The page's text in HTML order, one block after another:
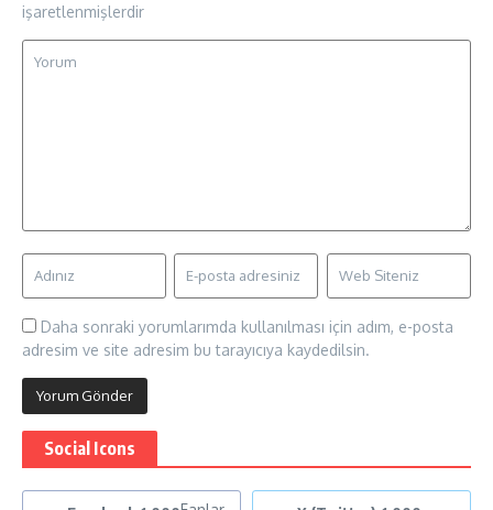
işaretlenmişlerdir
Daha sonraki yorumlarımda kullanılması için adım, e-posta
adresim ve site adresim bu tarayıcıya kaydedilsin.
Social Icons